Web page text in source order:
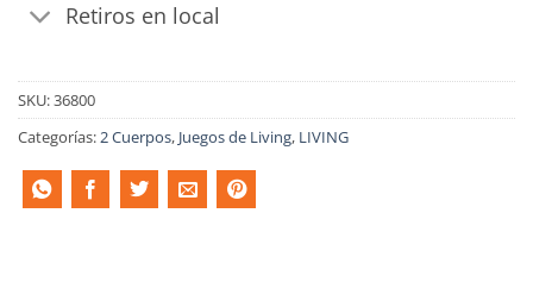
Retiros en local
SKU:36800
Categorías:2 Cuerpos, Juegos de Living, LIVING